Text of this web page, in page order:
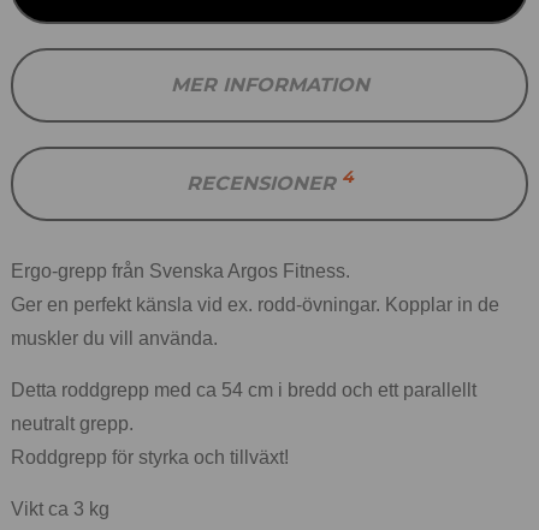
MER INFORMATION
RECENSIONER 4
Ergo-grepp från Svenska Argos Fitness.
Ger en perfekt känsla vid ex. rodd-övningar. Kopplar in de
muskler du vill använda.
Detta roddgrepp med ca 54 cm i bredd och ett parallellt
neutralt grepp.
Roddgrepp för styrka och tillväxt!
Vikt ca 3 kg